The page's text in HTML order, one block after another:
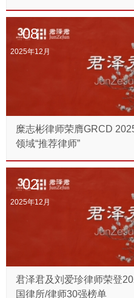
08
2025年12月
糜志彬律师荣膺GRCD
领域“推荐律师”
02
2025年12月
君泽君及刘爱珍律师荣登
国律所/律师30强榜单